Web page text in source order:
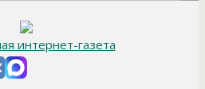
интернет-газета